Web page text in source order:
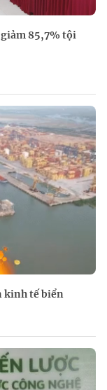
85,7% tội
kinh tế biển